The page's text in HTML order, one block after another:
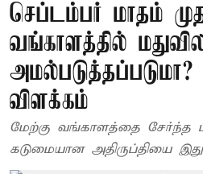
செப்டம்பர் மாதம்
வங்காளத்தில்
விளக்கம்
மேற்கு வங்காளத்தை சேர்ந்த
கடுமையான அதிருப்தியை இது